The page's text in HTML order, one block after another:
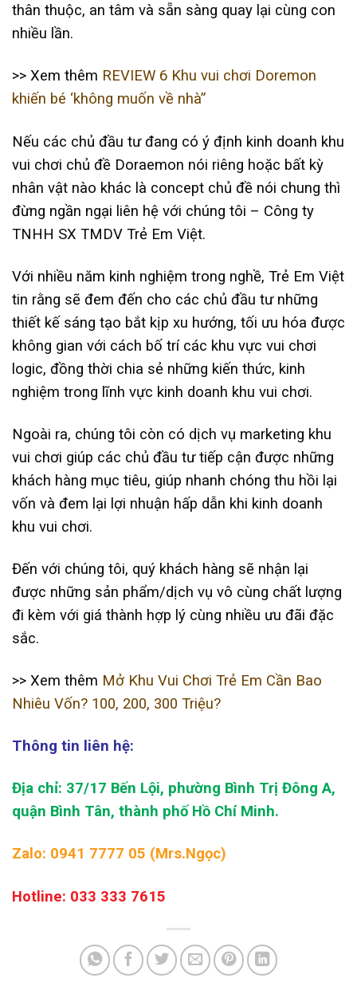
thân thuộc, an tâm và sẵn sàng quay lại cùng con
nhiều lần.
>> Xem thêm REVIEW 6 Khu vui chơi Doremon
khiến bé ‘không muốn về nhà”
Nếu các chủ đầu tư đang có ý định kinh doanh khu
vui chơi chủ đề Doraemon nói riêng hoặc bất kỳ
nhân vật nào khác là concept chủ đề nói chung thì
đừng ngần ngại liên hệ với chúng tôi – Công ty
TNHH SX TMDV Trẻ Em Việt.
Với nhiều năm kinh nghiệm trong nghề, Trẻ Em Việt
tin rằng sẽ đem đến cho các chủ đầu tư những
thiết kế sáng tạo bắt kịp xu hướng, tối ưu hóa được
không gian với cách bố trí các khu vực vui chơi
logic, đồng thời chia sẻ những kiến thức, kinh
nghiệm trong lĩnh vực kinh doanh khu vui chơi.
Ngoài ra, chúng tôi còn có dịch vụ marketing khu
vui chơi giúp các chủ đầu tư tiếp cận được những
khách hàng mục tiêu, giúp nhanh chóng thu hồi lại
vốn và đem lại lợi nhuận hấp dẫn khi kinh doanh
khu vui chơi.
Đến với chúng tôi, quý khách hàng sẽ nhận lại
được những sản phẩm/dịch vụ vô cùng chất lượng
đi kèm với giá thành hợp lý cùng nhiều ưu đãi đặc
sắc.
>> Xem thêm Mở Khu Vui Chơi Trẻ Em Cần Bao
Nhiêu Vốn? 100, 200, 300 Triệu?
Thông tin liên hệ:
Địa chỉ: 37/17 Bến Lội, phường Bình Trị Đông A,
quận Bình Tân, thành phố Hồ Chí Minh.
Zalo: 0941 7777 05 (Mrs.Ngọc)
Hotline: 033 333 7615